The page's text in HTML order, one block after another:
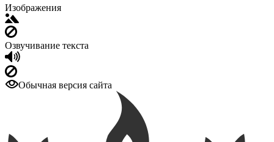
Изображения
Озвучивание текста
Обычная версия сайта